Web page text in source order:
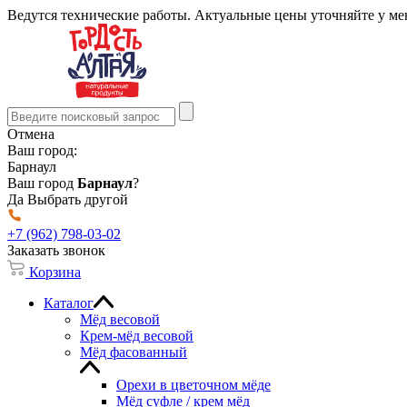
Ведутся технические работы. Актуальные цены уточняйте у
Отмена
Ваш город:
Барнаул
Ваш город Барнаул?
Да Выбрать другой
+7 (962) 798-03-02
Заказать звонок
Корзина
Каталог
Мёд весовой
Крем-мёд весовой
Мёд фасованный
Орехи в цветочном мёде
Мёд суфле / крем мёд